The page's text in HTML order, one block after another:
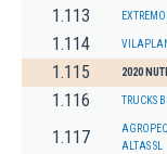
1.113
1.114
1.115 2020
1.116 TRUCKS
1.117
ALTAS SL